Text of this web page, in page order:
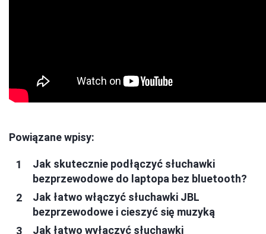
Powiązane wpisy:
Jak skutecznie podłączyć słuchawki
bezprzewodowe do laptopa bez bluetooth?
Jak łatwo włączyć słuchawki JBL
bezprzewodowe i cieszyć się muzyką
Jak łatwo wyłączyć słuchawki